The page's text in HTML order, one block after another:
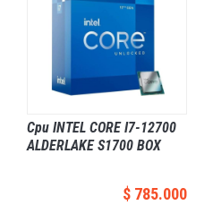
Cpu INTEL CORE I7-12700
ALDERLAKE S1700 BOX
$ 785.000